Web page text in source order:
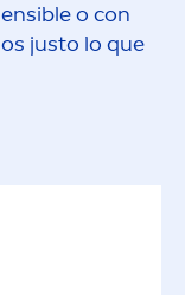
o con
justo lo que